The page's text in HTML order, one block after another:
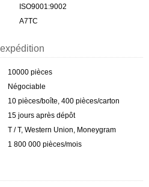
ISO9001:9002
A7TC
10000 pièces
Négociable
10 pièces/boîte, 400 pièces/carton
15 jours après dépôt
T / T, Western Union, Moneygram
1 800 000 pièces/mois